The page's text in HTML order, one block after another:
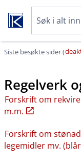
Siste besøkte sider (
Regelverk
Forskrift om
m.m.
Forskrift om
legemidler mv.